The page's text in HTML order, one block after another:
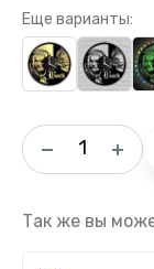
Еще варианты:
Так же вы